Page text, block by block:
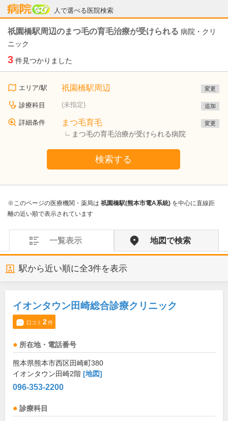
人で選べる医院検索
病院なび
祇園橋駅周辺のまつ毛の育毛治療が受けられる 病院・クリ
ニック
3 件見つかりました
エリア/駅 祇園橋駅周辺 変更
診療科目 (未指定) 追加
詳細条件 まつ毛育毛
まつ毛の育毛治療が受けられる病院
変更
検索する
※このページの医療機関・薬局は 祇園橋駅(熊本市電A系統) を中心に直線距
離の近い順で表示されています
一覧表示 地図で検索
駅から近い順に全3件を表示
イオンタウン田崎総合診療クリニック
口コミ 2件
所在地・電話番号
熊本県熊本市西区田崎町380
イオンタウン田崎2階 [地図]
096-353-2200
診療科目